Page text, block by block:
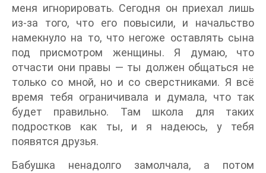
меня игнорировать. Сегодня он приехал лишь
из-за того, что его повысили, и начальство
намекнуло на то, что негоже оставлять сына
под присмотром женщины. Я думаю, что
отчасти они правы — ты должен общаться не
только со мной, но и со сверстниками. Я всё
время тебя ограничивала и думала, что так
будет правильно. Там школа для таких
подростков как ты, и я надеюсь, у тебя
появятся друзья.
Бабушка ненадолго замолчала, а потом